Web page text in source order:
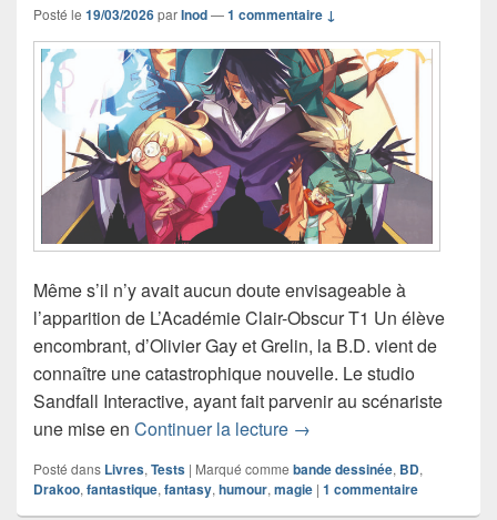
Posté le 19/03/2026parInod—1 commentaire ↓
Même s’il n’y avait aucun doute envisageable à
l’apparition de L’Académie Clair-Obscur T1 Un élève
encombrant, d’Olivier Gay et Grelin, la B.D. vient de
connaître une catastrophique nouvelle. Le studio
Sandfall Interactive, ayant fait parvenir au scénariste
une mise en Continuer la lecture Chronique bande
→
Posté dans Livres, Tests | Marqué comme bande dessinée, BD,
Drakoo, fantastique, fantasy, humour, magie | 1 commentaire